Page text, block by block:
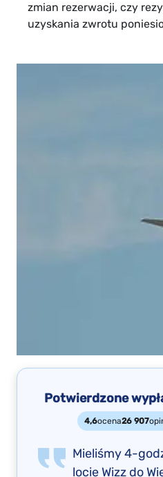
zmian rezerwacji, czy
uzyskania zwrotu
Potwierdzone
4,6ocena26 907
Mieliśmy 4-
locie Wizz do